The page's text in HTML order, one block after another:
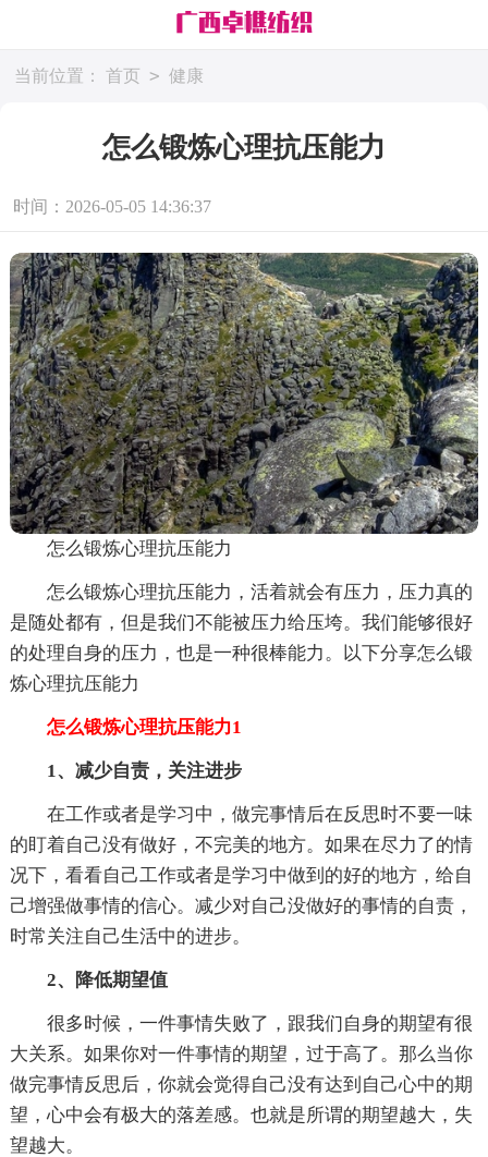
当前位置： 首页 > 健康
怎么锻炼心理抗压能力
时间：2026-05-05 14:36:37
怎么锻炼心理抗压能力
怎么锻炼心理抗压能力，活着就会有压力，压力真的
是随处都有，但是我们不能被压力给压垮。我们能够很好
的处理自身的压力，也是一种很棒能力。以下分享怎么锻
炼心理抗压能力
怎么锻炼心理抗压能力1
1、减少自责，关注进步
在工作或者是学习中，做完事情后在反思时不要一味
的盯着自己没有做好，不完美的地方。如果在尽力了的情
况下，看看自己工作或者是学习中做到的好的地方，给自
己增强做事情的信心。减少对自己没做好的事情的自责，
时常关注自己生活中的进步。
2、降低期望值
很多时候，一件事情失败了，跟我们自身的期望有很
大关系。如果你对一件事情的期望，过于高了。那么当你
做完事情反思后，你就会觉得自己没有达到自己心中的期
望，心中会有极大的落差感。也就是所谓的期望越大，失
望越大。